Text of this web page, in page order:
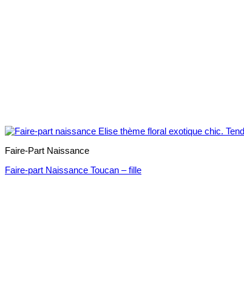
Faire-Part Naissance
Faire-part Naissance Toucan – fille